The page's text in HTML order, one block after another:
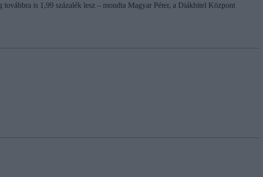
is 1,99 százalék lesz – mondta Magyar Péter, a Diákhitel Központ